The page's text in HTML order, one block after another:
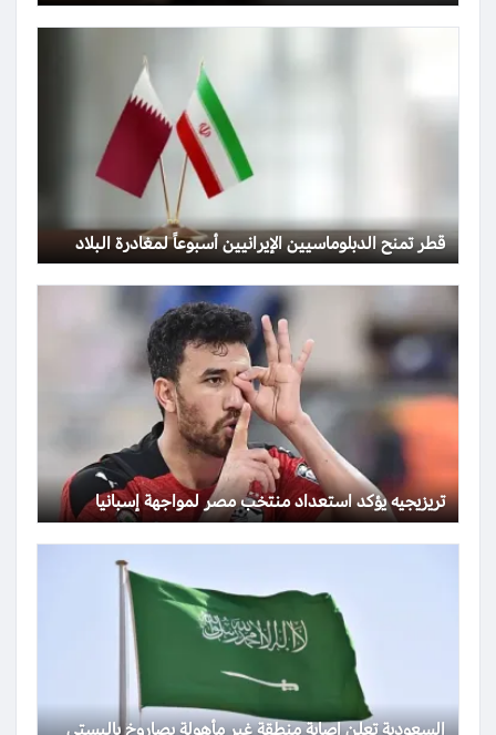
قطر تمنح الدبلوماسيين الإيرانيين أسبوعاً لمغادرة البلاد
تريزيجيه يؤكد استعداد منتخب مصر لمواجهة إسبانيا
السعودية تعلن إصابة منطقة غير مأهولة بصاروخ باليستي